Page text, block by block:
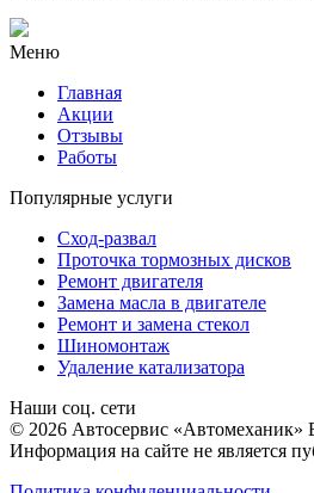
Меню
Главная
Акции
Отзывы
Работы
Популярные услуги
Сход-развал
Проточка тормозных дисков
Ремонт двигателя
Замена масла в двигателе
Ремонт и замена стекол
Шиномонтаж
Удаление катализатора
Наши соц. сети
© 2026 Автосервис «Автомеханик»
Информация на сайте не является